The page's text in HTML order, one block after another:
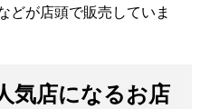
どが店頭で販売していま
気店になるお店